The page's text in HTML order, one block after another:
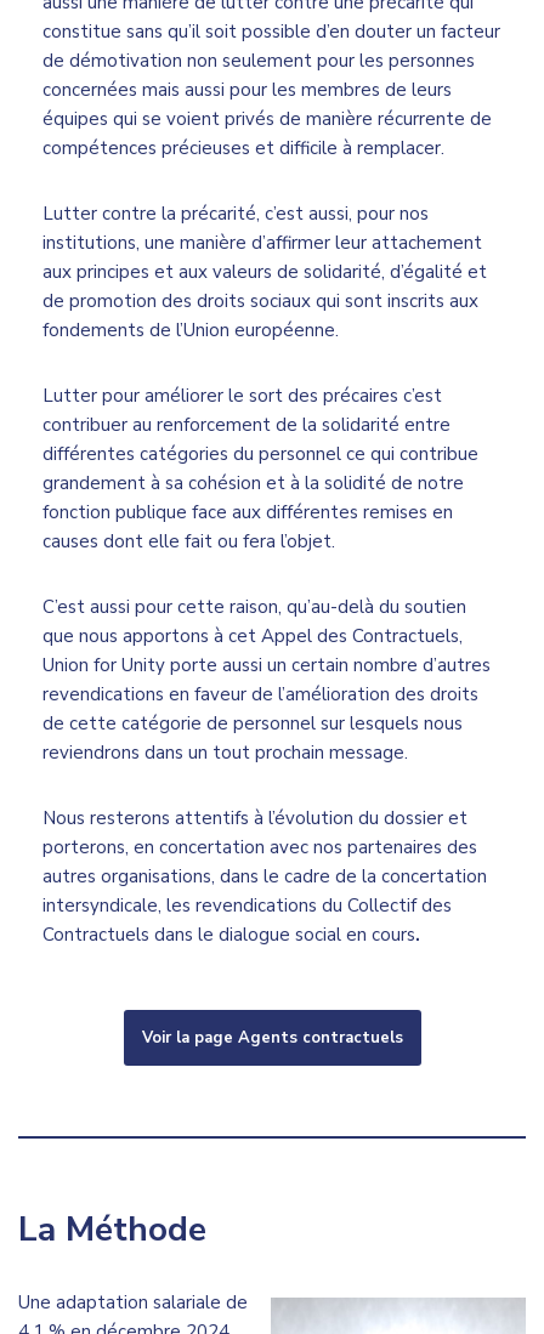
constitue sans qu’il soit possible d’en douter un facteur
de démotivation non seulement pour les personnes
concernées mais aussi pour les membres de leurs
équipes qui se voient privés de manière récurrente de
compétences précieuses et difficile à remplacer.
Lutter contre la précarité, c’est aussi, pour nos
institutions, une manière d’affirmer leur attachement
aux principes et aux valeurs de solidarité, d’égalité et
de promotion des droits sociaux qui sont inscrits aux
fondements de l’Union européenne.
Lutter pour améliorer le sort des précaires c’est
contribuer au renforcement de la solidarité entre
différentes catégories du personnel ce qui contribue
grandement à sa cohésion et à la solidité de notre
fonction publique face aux différentes remises en
causes dont elle fait ou fera l’objet.
C’est aussi pour cette raison, qu’au-delà du soutien
que nous apportons à cet Appel des Contractuels,
Union for Unity porte aussi un certain nombre d’autres
revendications en faveur de l’amélioration des droits
de cette catégorie de personnel sur lesquels nous
reviendrons dans un tout prochain message.
Nous resterons attentifs à l’évolution du dossier et
porterons, en concertation avec nos partenaires des
autres organisations, dans le cadre de la concertation
intersyndicale, les revendications du Collectif des
Contractuels dans le dialogue social en cours.
Voir la page Agents contractuels
La Méthode
Une adaptation salariale de